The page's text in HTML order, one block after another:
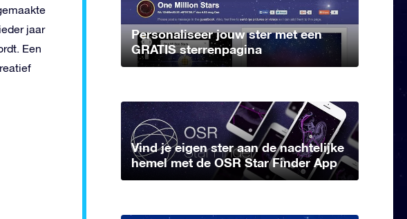
jaar
Een
Personaliseer jouw ster met een
GRATIS sterrenpagina
Vind je eigen ster aan de nachtelijke
hemel met de OSR Star Finder App